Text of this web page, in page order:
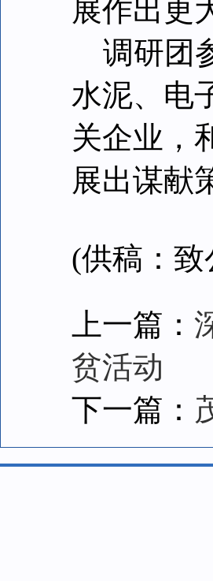
展作出更
调研团
水泥、电
关企业，
展出谋献
(供稿：
上一篇：
贫活动
下一篇：